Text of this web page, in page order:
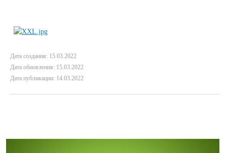
Дата создания: 15.03.2022
Дата обновления: 15.03.2022
Дата публикации: 14.03.2022